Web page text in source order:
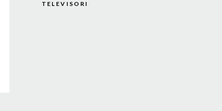
TELEVISORI